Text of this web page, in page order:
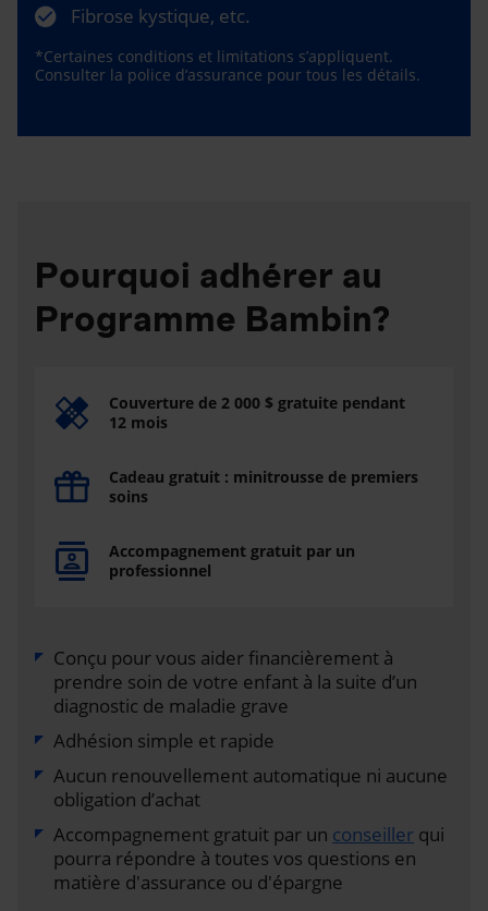
Fibrose kystique, etc.
*Certaines conditions et limitations s’appliquent.
Consulter la police d’assurance pour tous les détails.
Pourquoi adhérer au
Programme Bambin?
Couverture de 2 000 $ gratuite pendant
12 mois
Cadeau gratuit : minitrousse de premiers
soins
Accompagnement gratuit par un
professionnel
Conçu pour vous aider financièrement à
prendre soin de votre enfant à la suite d’un
diagnostic de maladie grave
Adhésion simple et rapide
Aucun renouvellement automatique ni aucune
obligation d’achat
Accompagnement gratuit par un conseiller qui
pourra répondre à toutes vos questions en
matière d'assurance ou d'épargne